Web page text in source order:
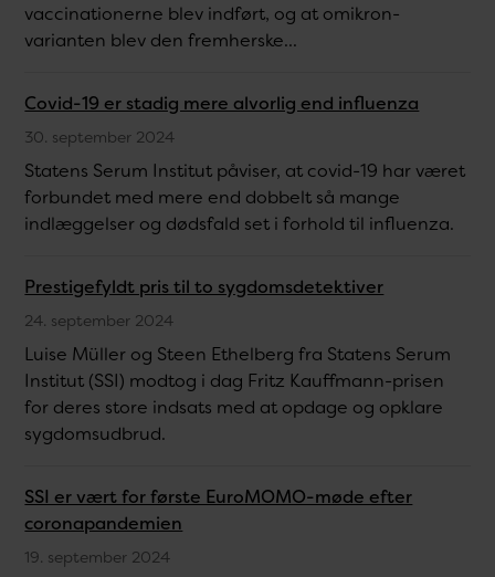
vaccinationerne blev indført, og at omikron-
varianten blev den fremherske...
Covid-19 er stadig mere alvorlig end influenza
30. september 2024
Statens Serum Institut påviser, at covid-19 har været
forbundet med mere end dobbelt så mange
indlæggelser og dødsfald set i forhold til influenza.
Prestigefyldt pris til to sygdomsdetektiver
24. september 2024
Luise Müller og Steen Ethelberg fra Statens Serum
Institut (SSI) modtog i dag Fritz Kauffmann-prisen
for deres store indsats med at opdage og opklare
sygdomsudbrud.
SSI er vært for første EuroMOMO-møde efter
coronapandemien
19. september 2024